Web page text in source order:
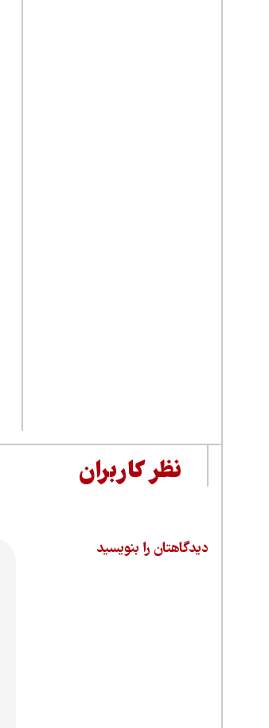
نظر کاربران
دیدگاهتان را بنویسید